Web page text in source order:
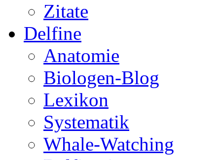
Zitate
Delfine
Anatomie
Biologen-Blog
Lexikon
Systematik
Whale-Watching